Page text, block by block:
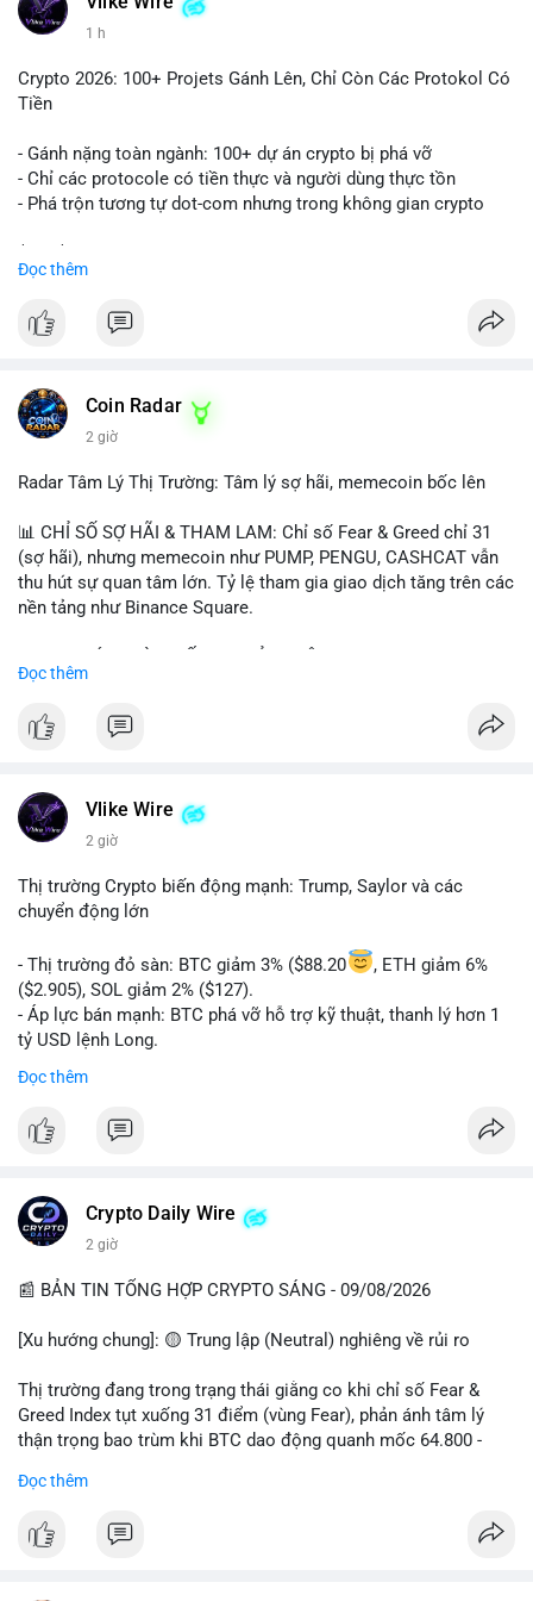
1 h
Crypto 2026: 100+ Projets Gánh Lên, Chỉ Còn Các Protokol Có
Tiền
- Gánh nặng toàn ngành: 100+ dự án crypto bị phá vỡ
- Chỉ các protocole có tiền thực và người dùng thực tồn
- Phá trộn tương tự dot-com nhưng trong không gian crypto
Đọc thêm
Coin Radar
2 giờ
Radar Tâm Lý Thị Trường: Tâm lý sợ hãi, memecoin bốc lên
📊 CHỈ SỐ SỢ HÃI & THAM LAM: Chỉ số Fear & Greed chỉ 31
(sợ hãi), nhưng memecoin như PUMP, PENGU, CASHCAT vẫn
thu hút sự quan tâm lớn. Tỷ lệ tham gia giao dịch tăng trên các
nền tảng như Binance Square.
CASHCAT, SUI, TAO xuất hiện nhiều trong tìm kiếm Việt Nam
hấp dẫn. Bàn tán về SPCX và SAGA cũng hấp dẫn.
SAGA", "short SPCX", và "đã ngồi ăn ở khách sạn 5*" (từ bài
đăng Binance Square). Tin tức về BIP-110 Bitcoin và SKR token
BNB Smart Chain.
Sợ hãi do chỉ số thấp nhưng xu hướng memecoin và tin tức
tích cực (BTC ETF, SKR) tạo áp lực lên giá. Rủi ro từ các đề cày
SPCX và SAGA vẫn cao. Cần theo dõi xu hướng "long" hoặc
"short" theo chiến lược cá nhân.
📊 Nguồn: Radar Tâm Lý Thị Trường
Đọc thêm
Vlike Wire
2 giờ
Thị trường Crypto biến động mạnh: Trump, Saylor và các
chuyển động lớn
- Thị trường đỏ sàn: BTC giảm 3% ($88.20
, ETH giảm 6%
($2.905), SOL giảm 2% ($127).
- Áp lực bán mạnh: BTC phá vỡ hỗ trợ kỹ thuật, thanh lý hơn 1
tỷ USD lệnh Long.
- Tin tức quan trọng: Trump Media dự kiến airdrop token cho
cổ đông vào tháng 2.
- Định chế tài chính: Delaware Life đưa BTC vào sản phẩm bảo
hiểm; Galaxy Digital lập quỹ đầu tư 100 triệu USD.
#binancesquare
$btc $eth $sol $xrp
#vlikevn #titanbot
📰 Nguồn: Decrypt
Đọc thêm
Crypto Daily Wire
2 giờ
📰 BẢN TIN TỔNG HỢP CRYPTO SÁNG - 09/08/2026
[Xu hướng chung]: 🟡 Trung lập (Neutral) nghiêng về rủi ro
Thị trường đang trong trạng thái giằng co khi chỉ số Fear &
Greed Index tụt xuống 31 điểm (vùng Fear), phản ánh tâm lý
thận trọng bao trùm khi BTC dao động quanh mốc 64.800 -
giao dịch BTC lớn được ghi nhận trong 24h qua, tổng trị giá
Đọc thêm